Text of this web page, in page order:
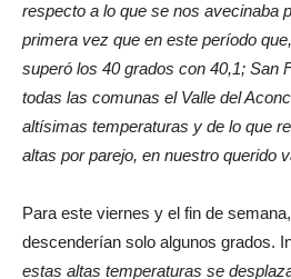
respecto a lo que se nos avecinaba
primera vez que en este período
superó los 40 grados con 40,1; San
todas las comunas el Valle del
altísimas temperaturas y de lo que
altas por parejo, en nuestro querido
Para este viernes y el fin de
descenderían solo algunos grados.
estas altas temperaturas se